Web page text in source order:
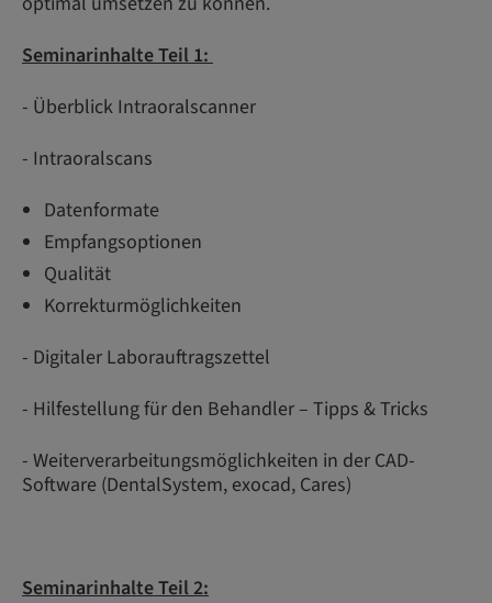
Seminarinhalte Teil 1:
- Überblick Intraoralscanner
- Intraoralscans
Datenformate
Empfangsoptionen
Qualität
Korrekturmöglichkeiten
- Digitaler Laborauftragszettel
- Hilfestellung für den Behandler – Tipps & Tricks
- Weiterverarbeitungsmöglichkeiten in der CAD-
Software (DentalSystem, exocad, Cares)
Seminarinhalte Teil 2: